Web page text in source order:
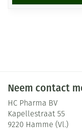
Neem contact
HC Pharma BV
Kapellestraat 55
9220 Hamme (Vl.)